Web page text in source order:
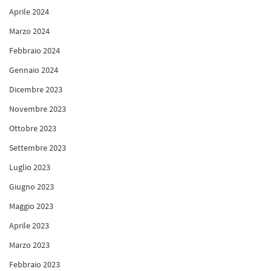
Aprile 2024
Marzo 2024
Febbraio 2024
Gennaio 2024
Dicembre 2023
Novembre 2023
Ottobre 2023
Settembre 2023
Luglio 2023
Giugno 2023
Maggio 2023
Aprile 2023
Marzo 2023
Febbraio 2023